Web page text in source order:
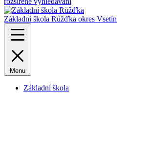
Základní škola Růžďka okres Vsetín
Menu
Základní škola